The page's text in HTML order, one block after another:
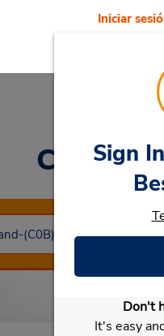
Iniciar
CarSign
Don't
It's easy